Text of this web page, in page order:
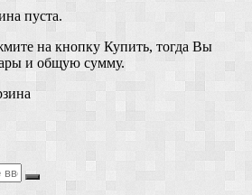
пуста.
на кнопку Купить, тогда Вы
и общую сумму.